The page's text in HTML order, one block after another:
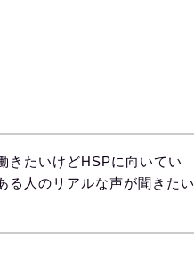
きたいけどHSPに向いてい
る人のリアルな声が聞きたい